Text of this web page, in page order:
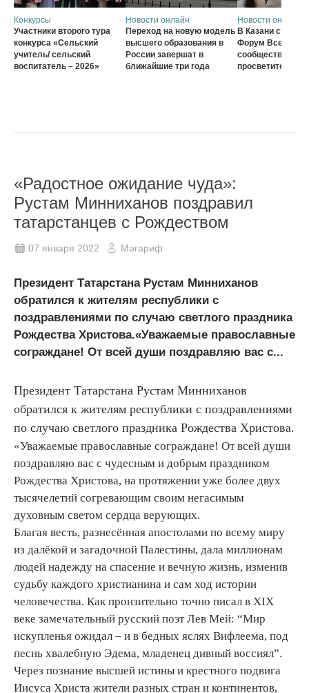
Конкурсы
Участники второго тура
конкурса «Сельский
учитель/ сельский
воспитатель – 2026»
Новости онлайн
Переход на новую модель
высшего образования в
России завершат в
ближайшие три года
Новости онлайн
В Казани
Форум
сообщества
просветителей
«Радостное ожидание чуда»:
Рустам Минниханов поздравил
татарстанцев с Рождеством
07 января 2022 Мәгариф
Президент Татарстана Рустам Минниханов
обратился к жителям республики с
поздравлениями по случаю светлого праздника
Рождества Христова.«Уважаемые православные
сограждане! От всей души поздравляю вас с...
Президент Татарстана Рустам Минниханов
обратился к жителям республики с поздравлениями
по случаю светлого праздника Рождества Христова.
«Уважаемые православные сограждане! От всей души
поздравляю вас с чудесным и добрым праздником
Рождества Христова, на протяжении уже более двух
тысячелетий согревающим своим негасимым
духовным светом сердца верующих.
Благая весть, разнесённая апостолами по всему миру
из далёкой и загадочной Палестины, дала миллионам
людей надежду на спасение и вечную жизнь, изменив
судьбу каждого христианина и сам ход истории
человечества. Как пронзительно точно писал в XIX
веке замечательный русский поэт Лев Мей: “Мир
искупленья ожидал – и в бедных яслях Вифлеема, под
песнь хвалебную Эдема, младенец дивный воссиял”.
Через познание высшей истины и крестного подвига
Иисуса Христа жители разных стран и континентов,